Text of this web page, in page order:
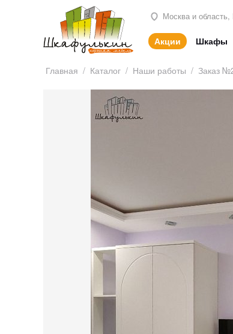
Москва и
Акции Шкафы
Главная / Каталог / Наши работы / Заказ